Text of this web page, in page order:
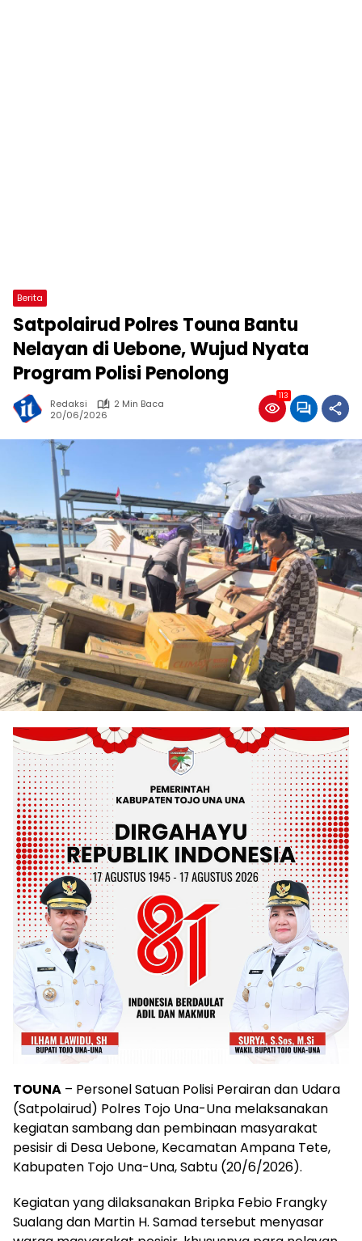
Berita
Satpolairud Polres Touna Bantu
Nelayan di Uebone, Wujud Nyata
Program Polisi Penolong
Redaksi
2 Min Baca
20/06/2026
113
TOUNA – Personel Satuan Polisi Perairan dan Udara
(Satpolairud) Polres Tojo Una-Una melaksanakan
kegiatan sambang dan pembinaan masyarakat
pesisir di Desa Uebone, Kecamatan Ampana Tete,
Kabupaten Tojo Una-Una, Sabtu (20/6/2026).
Kegiatan yang dilaksanakan Bripka Febio Frangky
Sualang dan Martin H. Samad tersebut menyasar